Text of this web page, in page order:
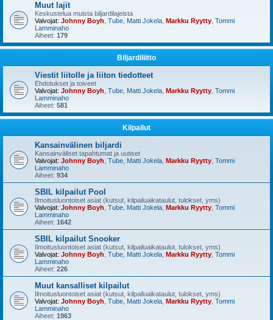
Muut lajit
Keskustelua muista biljardilajeista
Valvojat: Johnny Boyh Tube Matti Jokela Markku Ryytty Tommi
Lamminaho
Aiheet: 179
Biljardiliitto
Viestit liitolle ja liiton tiedotteet
Ehdotukset ja toiveet
Valvojat: Johnny Boyh Tube Matti Jokela Markku Ryytty Tommi
Lamminaho
Aiheet: 581
Kilpailut
Kansainvälinen biljardi
Kansainväliset tapahtumat ja uutiset
Valvojat: Johnny Boyh Tube Matti Jokela Markku Ryytty Tommi
Lamminaho
Aiheet: 934
SBIL kilpailut Pool
Ilmoitusluontoiset asiat (kutsut, kilpailuaikataulut, tulokset, yms)
Valvojat: Johnny Boyh Tube Matti Jokela Markku Ryytty Tommi
Lamminaho
Aiheet: 1642
SBIL kilpailut Snooker
Ilmoitusluontoiset asiat (kutsut, kilpailuaikataulut, tulokset, yms)
Valvojat: Johnny Boyh Tube Matti Jokela Markku Ryytty Tommi
Lamminaho
Aiheet: 226
Muut kansalliset kilpailut
Ilmoitusluontoiset asiat (kutsut, kilpailuaikataulut, tulokset, yms)
Valvojat: Johnny Boyh Tube Matti Jokela Markku Ryytty Tommi
Lamminaho
Aiheet: 1963